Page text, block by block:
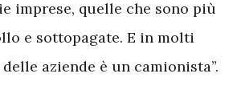
imprese, quelle che sono più
e sottopagate. E in molti
aziende è un camionista”.